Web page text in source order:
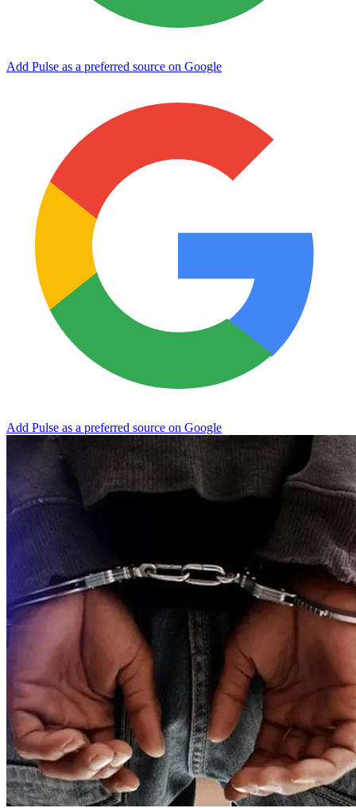
Add Pulse as a preferred source on Google
Add Pulse as a preferred source on Google